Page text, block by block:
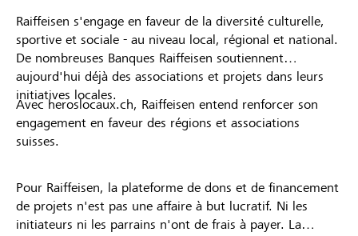
Raiffeisen s'engage en faveur de la diversité culturelle,
sportive et sociale - au niveau local, régional et national.
De nombreuses Banques Raiffeisen soutiennent
aujourd'hui déjà des associations et projets dans leurs
initiatives locales.
Avec heroslocaux.ch, Raiffeisen entend renforcer son
engagement en faveur des régions et associations
suisses.
Pour Raiffeisen, la plateforme de dons et de financement
de projets n'est pas une affaire à but lucratif. Ni les
initiateurs ni les parrains n'ont de frais à payer. La